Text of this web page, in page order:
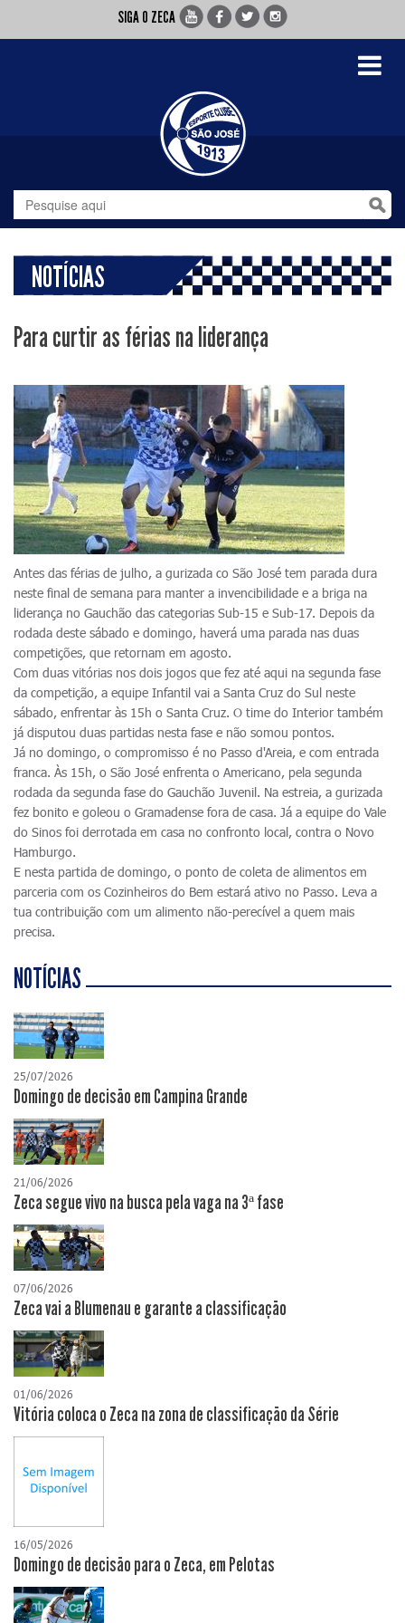
SIGA O ZECA
Toggle
NOTÍCIAS
Para curtir as férias na liderança
Antes das férias de julho, a gurizada co São José tem parada dura
neste final de semana para manter a invencibilidade e a briga na
liderança no Gauchão das categorias Sub-15 e Sub-17. Depois da
rodada deste sábado e domingo, haverá uma parada nas duas
competições, que retornam em agosto.
Com duas vitórias nos dois jogos que fez até aqui na segunda fase
da competição, a equipe Infantil vai a Santa Cruz do Sul neste
sábado, enfrentar às 15h o Santa Cruz. O time do Interior também
já disputou duas partidas nesta fase e não somou pontos.
Já no domingo, o compromisso é no Passo d'Areia, e com entrada
franca. Às 15h, o São José enfrenta o Americano, pela segunda
rodada da segunda fase do Gauchão Juvenil. Na estreia, a gurizada
fez bonito e goleou o Gramadense fora de casa. Já a equipe do Vale
do Sinos foi derrotada em casa no confronto local, contra o Novo
Hamburgo.
E nesta partida de domingo, o ponto de coleta de alimentos em
parceria com os Cozinheiros do Bem estará ativo no Passo. Leva a
tua contribuição com um alimento não-perecível a quem mais
precisa.
NOTÍCIAS
25/07/2026
Domingo de decisão em Campina Grande
21/06/2026
Zeca segue vivo na busca pela vaga na 3ª fase
07/06/2026
Zeca vai a Blumenau e garante a classificação
01/06/2026
Vitória coloca o Zeca na zona de classificação da Série
16/05/2026
Domingo de decisão para o Zeca, em Pelotas